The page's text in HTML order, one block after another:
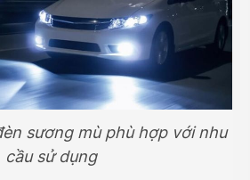
sương mù phù hợp với nhu
cầu sử dụng